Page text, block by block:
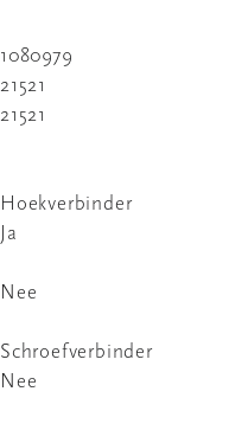
1080979
21521
21521
Hoekverbinder
Ja
Nee
Schroefverbinder
Nee